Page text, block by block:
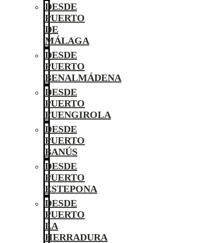
DESDE
PUERTO
DE
MÁLAGA
DESDE
PUERTO
BENALMÁDENA
DESDE
PUERTO
FUENGIROLA
DESDE
PUERTO
BANÚS
DESDE
PUERTO
ESTEPONA
DESDE
PUERTO
LA
HERRADURA